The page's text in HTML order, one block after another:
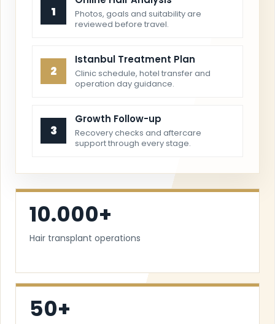
1
Photos, goals and suitability are
reviewed before travel.
2
Istanbul Treatment Plan
Clinic schedule, hotel transfer and
operation day guidance.
3
Growth Follow-up
Recovery checks and aftercare
support through every stage.
10.000+
Hair transplant operations
50+